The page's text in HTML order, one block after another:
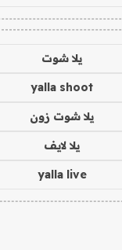
يلا شوت
yalla shoot
يلا شوت زون
يلا لايف
yalla live